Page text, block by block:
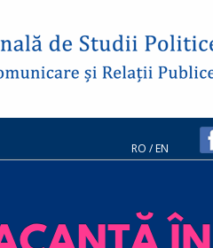
RO /EN